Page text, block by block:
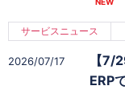
2026/07/17
サービスニュース
【7/
ERP